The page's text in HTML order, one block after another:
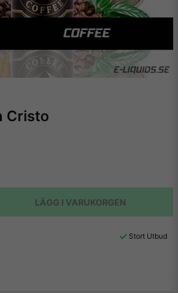
Cristo
LÄGG I VARUKORGEN
Stort Utbud